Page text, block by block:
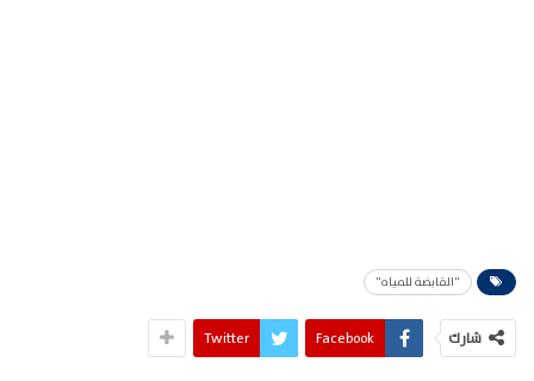
"القابضة للمياه"
شارك Facebook
Twitter